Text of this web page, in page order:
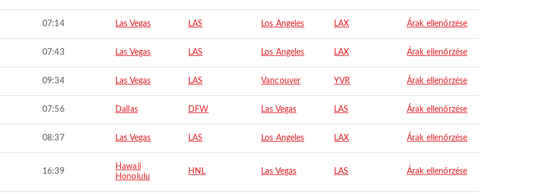
07:14 Las Vegas LAS Los Angeles LAX Árak ellenőrzése
07:43 Las Vegas LAS Los Angeles LAX Árak ellenőrzése
09:34 Las Vegas LAS Vancouver YVR Árak ellenőrzése
07:56 Dallas DFW Las Vegas LAS Árak ellenőrzése
08:37 Las Vegas LAS Los Angeles LAX Árak ellenőrzése
16:39
Hawaii
Honolulu
HNL Las Vegas LAS Árak ellenőrzése